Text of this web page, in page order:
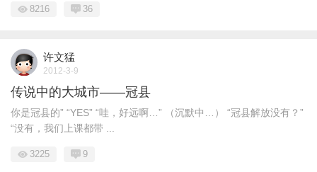
8216 36
许文猛
2012-3-9
传说中的大城市——冠县
你是冠县的” “YES” “哇，好远啊…” （沉默中…） “冠县解放没有？”
“没有，我们上课都带 ...
3225 9